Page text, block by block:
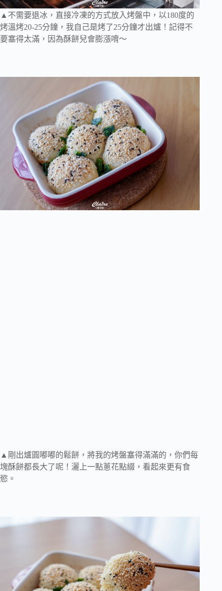
▲不需要退冰，直接冷凍的方式放入烤盤中，以180度的
烤溫烤20-25分鐘，我自己是烤了25分鐘才出爐！記得不
要塞得太滿，因為酥餅兒會膨漲唷～
▲剛出爐圓嘟嘟的鬆餅，將我的烤盤塞得滿滿的，你們每
塊酥餅都長大了呢！灑上一點蔥花點綴，看起來更有食
慾。